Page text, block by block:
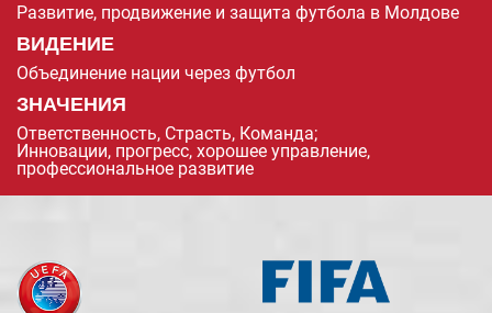
Развитие, продвижение и защита футбола в Молдове
ВИДЕНИЕ
Объединение нации через футбол
ЗНАЧЕНИЯ
Ответственность, Страсть, Команда;
Инновации, прогресс, хорошее управление,
профессиональное развитие